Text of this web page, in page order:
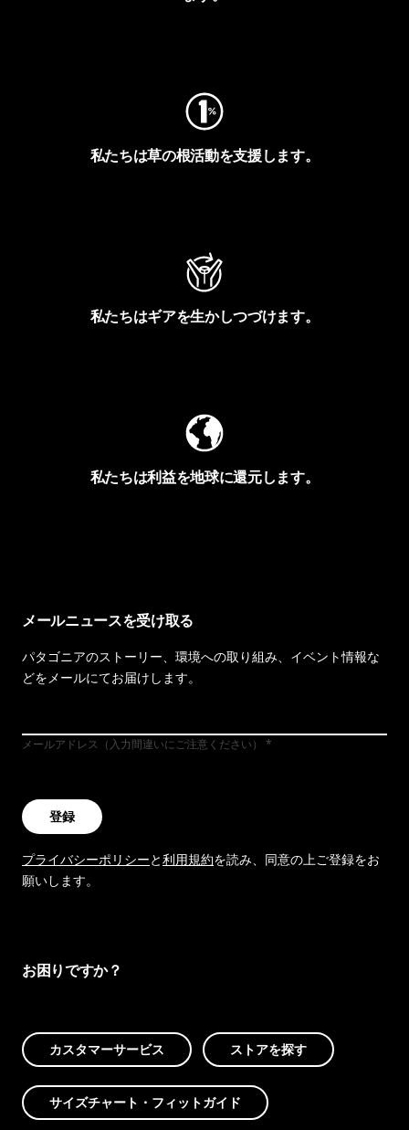
私たちは草の根活動を支援します。
私たちはギアを生かしつづけます。
私たちは利益を地球に還元します。
メールニュースを受け取る
パタゴニアのストーリー、環境への取り組み、イベント情報な
どをメールにてお届けします。
メールアドレス（入力間違いにご注意ください）
登録
プライバシーポリシーと利用規約を読み、同意の上ご登録をお
願いします。
お困りですか？
カスタマーサービス ストアを探す
サイズチャート・フィットガイド